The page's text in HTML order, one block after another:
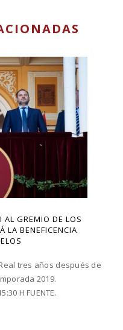
AL GREMIO DE LOS
LA BENEFICENCIA
tres años después de
2019.
H FUENTE.